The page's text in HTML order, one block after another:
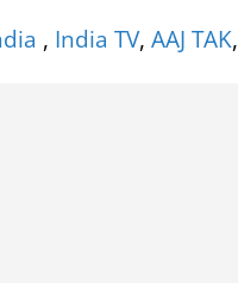
, India TV, AAJ TAK,